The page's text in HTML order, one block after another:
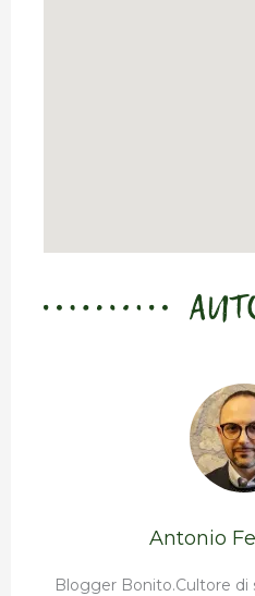
Antonio
Blogger Bonito.Cultore di